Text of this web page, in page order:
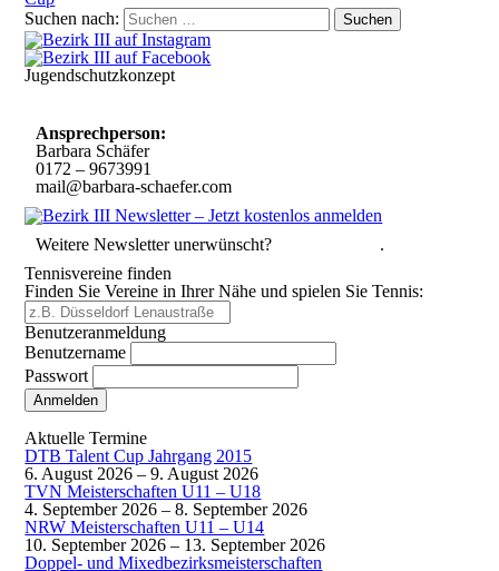
Suchen nach:
Jugendschutzkonzept
Ansprechperson:
Barbara Schäfer
0172 – 9673991
mail@barbara-schaefer.com
Weitere Newsletter unerwünscht?
.
Tennisvereine finden
Finden Sie Vereine in Ihrer Nähe und spielen Sie Tennis:
Benutzeranmeldung
Benutzername
Passwort
Aktuelle Termine
DTB Talent Cup Jahrgang 2015
6. August 2026 –9. August 2026
TVN Meisterschaften U11 – U18
4. September 2026 –8. September 2026
NRW Meisterschaften U11 – U14
10. September 2026 – 13. September 2026
Doppel- und Mixedbezirksmeisterschaften